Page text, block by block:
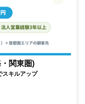
関東圏)
スキルアップ